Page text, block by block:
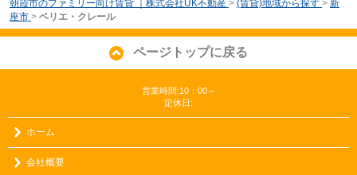
朝霞市のファミリー向け賃貸 ｜株式会社UK不動産 > (賃貸)地域から探す > 新
座市 > ベリエ・クレール
ページトップに戻る
営業時間:10：00～
定休日:
ホーム
会社概要